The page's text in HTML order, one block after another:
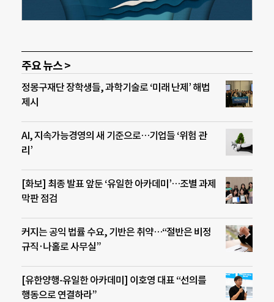
주요 뉴스 >
정몽구재단 장학생들, 과학기술로 ‘미래 난제’ 해법
제시
AI, 지속가능경영의 새 기준으로…기업들 ‘위험 관
리’
[화보] 최종 발표 앞둔 ‘유일한 아카데미’…조별 과제
막판 점검
커지는 공익 법률 수요, 기반은 취약…“절반은 비정
규직·나홀로 사무실”
[유한양행-유일한 아카데미] 이호영 대표 “선의를
행동으로 연결하라”